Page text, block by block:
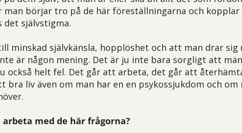
man börjar tro på de här föreställningarna och
det självstigma.
minskad självkänsla, hopplöshet och att man drar sig
är någon mening. Det är ju inte bara sorgligt att
också helt fel. Det går att arbeta, det går att
bra liv även om man har en en psykossjukdom och om
med de här frågorna?